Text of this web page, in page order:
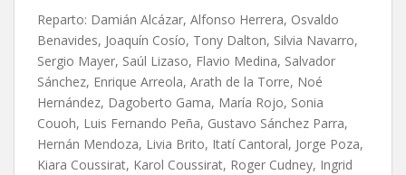
Reparto: Damián Alcázar, Alfonso Herrera, Osvaldo
Benavides, Joaquín Cosío, Tony Dalton, Silvia Navarro,
Sergio Mayer, Saúl Lizaso, Flavio Medina, Salvador
Sánchez, Enrique Arreola, Arath de la Torre, Noé
Hernández, Dagoberto Gama, María Rojo, Sonia
Couoh, Luis Fernando Peña, Gustavo Sánchez Parra,
Hernán Mendoza, Livia Brito, Itatí Cantoral, Jorge Poza,
Kiara Coussirat, Karol Coussirat, Roger Cudney, Ingrid